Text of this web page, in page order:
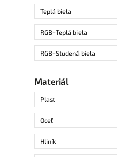
Teplá biela
RGB+Teplá biela
RGB+Studená biela
Materiál
Plast
Oceľ
Hliník